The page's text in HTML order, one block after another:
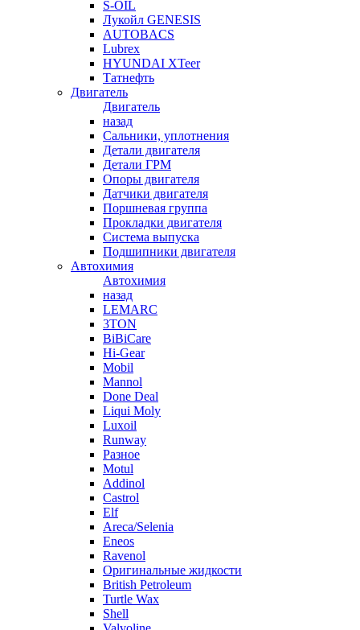
S-OIL
Лукойл GENESIS
AUTOBACS
Lubrex
HYUNDAI XTeer
Татнефть
Двигатель
Двигатель
назад
Сальники, уплотнения
Детали двигателя
Детали ГРМ
Опоры двигателя
Датчики двигателя
Поршневая группа
Прокладки двигателя
Система выпуска
Подшипники двигателя
Автохимия
Автохимия
назад
LEMARC
3TON
BiBiCare
Hi-Gear
Mobil
Mannol
Done Deal
Liqui Moly
Luxoil
Runway
Разное
Motul
Addinol
Castrol
Elf
Areca/Selenia
Eneos
Ravenol
Оригинальные жидкости
British Petroleum
Turtle Wax
Shell